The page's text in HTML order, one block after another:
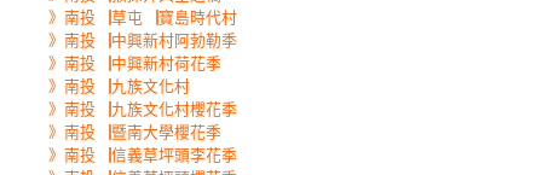
》南投▕草屯▕寶島時代村
》南投▕中興新村阿勃勒季
》南投▕中興新村荷花季
》南投▕九族文化村
》南投▕九族文化村櫻花季
》南投▕暨南大學櫻花季
》南投▕信義草坪頭李花季